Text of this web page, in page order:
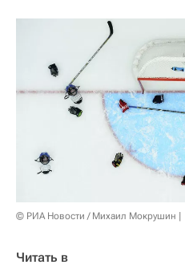
© РИА Новости / Михаил Мокрушин
Читать в